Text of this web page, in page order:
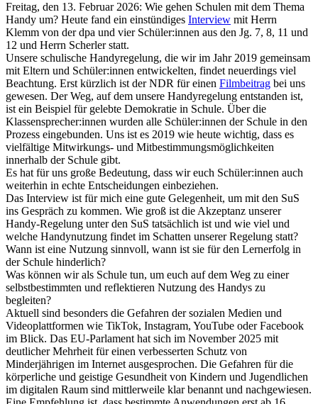
Freitag, den 13. Februar 2026: Wie gehen Schulen mit dem Thema
Handy um? Heute fand ein einstündiges Interview mit Herrn
Klemm von der dpa und vier Schüler:innen aus den Jg. 7, 8, 11 und
12 und Herrn Scherler statt.
Unsere schulische Handyregelung, die wir im Jahr 2019 gemeinsam
mit Eltern und Schüler:innen entwickelten, findet neuerdings viel
Beachtung. Erst kürzlich ist der NDR für einen Filmbeitrag bei uns
gewesen. Der Weg, auf dem unsere Handyregelung entstanden ist,
ist ein Beispiel für gelebte Demokratie in Schule. Über die
Klassensprecher:innen wurden alle Schüler:innen der Schule in den
Prozess eingebunden. Uns ist es 2019 wie heute wichtig, dass es
vielfältige Mitwirkungs- und Mitbestimmungsmöglichkeiten
innerhalb der Schule gibt.
Es hat für uns große Bedeutung, dass wir euch Schüler:innen auch
weiterhin in echte Entscheidungen einbeziehen.
Das Interview ist für mich eine gute Gelegenheit, um mit den SuS
ins Gespräch zu kommen. Wie groß ist die Akzeptanz unserer
Handy-Regelung unter den SuS tatsächlich ist und wie viel und
welche Handynutzung findet im Schatten unserer Regelung statt?
Wann ist eine Nutzung sinnvoll, wann ist sie für den Lernerfolg in
der Schule hinderlich?
Was können wir als Schule tun, um euch auf dem Weg zu einer
selbstbestimmten und reflektieren Nutzung des Handys zu
begleiten?
Aktuell sind besonders die Gefahren der sozialen Medien und
Videoplattformen wie TikTok, Instagram, YouTube oder Facebook
im Blick. Das EU-Parlament hat sich im November 2025 mit
deutlicher Mehrheit für einen verbesserten Schutz von
Minderjährigen im Internet ausgesprochen. Die Gefahren für die
körperliche und geistige Gesundheit von Kindern und Jugendlichen
im digitalen Raum sind mittlerweile klar benannt und nachgewiesen.